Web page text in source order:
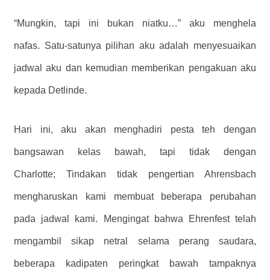
“Mungkin, tapi ini bukan niatku…” aku menghela
nafas. Satu-satunya pilihan aku adalah menyesuaikan
jadwal aku dan kemudian memberikan pengakuan aku
kepada Detlinde.
Hari ini, aku akan menghadiri pesta teh dengan
bangsawan kelas bawah, tapi tidak dengan
Charlotte; Tindakan tidak pengertian Ahrensbach
mengharuskan kami membuat beberapa perubahan
pada jadwal kami. Mengingat bahwa Ehrenfest telah
mengambil sikap netral selama perang saudara,
beberapa kadipaten peringkat bawah tampaknya